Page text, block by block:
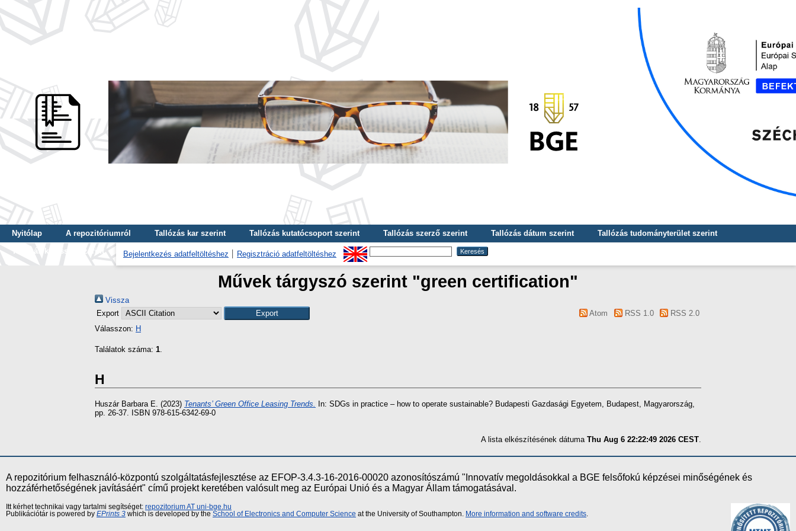
Nyitólap A repozitóriumról Tallózás kar szerint Tallózás kutatócsoport szerint Tallózás szerző szerint Tallózás dátum szerint
Tallózás tudományterület szerint
Tallózás kulcsszó szerint
Bejelentkezés adatfeltöltéshez Regisztráció adatfeltöltéshez
Művek tárgyszó szerint "green certification"
Vissza
Export
Atom RSS 1.0
RSS 2.0
Válasszon: H
Találatok száma: 1.
H
Huszár Barbara E. (2023) Tenants’ Green Office Leasing Trends.
In: SDGs in practice – how to operate sustainable? Budapesti Gazdasági Egyetem, Budapest, Magyarország,
pp. 26-37. ISBN 978-615-6342-69-0
A lista elkészítésének dátuma Thu Aug 6 22:22:49 2026 CEST.
A repozitórium felhasználó-központú szolgáltatásfejlesztése az EFOP-3.4.3-16-2016-00020 azonosítószámú "Innovatív megoldásokkal a BGE felsőfokú képzései minőségének és
hozzáférhetőségének javításáért" című projekt keretében valósult meg az Európai Unió és a Magyar Állam támogatásával.
Itt kérhet technikai vagy tartalmi segítséget: repozitorium AT uni-bge.hu
Publikációtár is powered by EPrints 3 which is developed by the School of Electronics and Computer Science at the University of Southampton. More information and software credits